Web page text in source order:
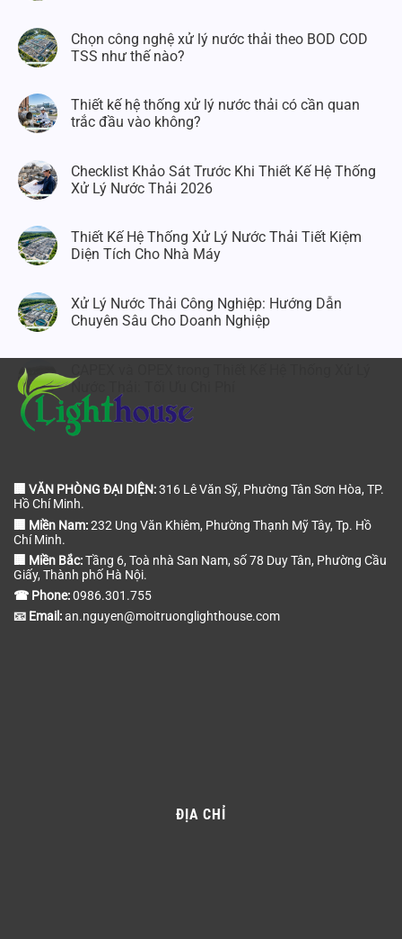
Chọn công nghệ xử lý nước thải theo BOD COD
TSS như thế nào?
Thiết kế hệ thống xử lý nước thải có cần quan
trắc đầu vào không?
Checklist Khảo Sát Trước Khi Thiết Kế Hệ Thống
Xử Lý Nước Thải 2026
Thiết Kế Hệ Thống Xử Lý Nước Thải Tiết Kiệm
Diện Tích Cho Nhà Máy
Xử Lý Nước Thải Công Nghiệp: Hướng Dẫn
Chuyên Sâu Cho Doanh Nghiệp
Nước Thải: Tối Ưu Chi Phí
🏢 VĂN PHÒNG ĐẠI DIỆN:316 Lê Văn Sỹ, Phường Tân Sơn Hòa, TP.
Hồ Chí Minh.
🏢 Miền Nam:232 Ung Văn Khiêm, Phường Thạnh Mỹ Tây, Tp. Hồ
Chí Minh.
🏢 Miền Bắc:Tầng 6, Toà nhà San Nam, số 78 Duy Tân, Phường Cầu
Giấy, Thành phố Hà Nội.
☎ Phone:0986.301.755
📧 Email:an.nguyen@moitruonglighthouse.com
ĐỊA CHỈ